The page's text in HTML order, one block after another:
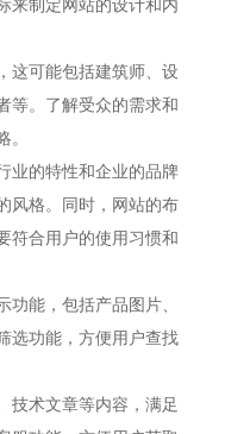
来制定网站的设计和内
这可能包括建筑师、设
等。了解受众的需求和
。
业的特性和企业的品牌
风格。同时，网站的布
符合用户的使用习惯和
功能，包括产品图片、
选功能，方便用户查找
技术文章等内容，满足